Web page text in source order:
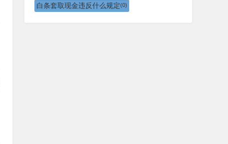
白条套取现金违反什么规定(0)